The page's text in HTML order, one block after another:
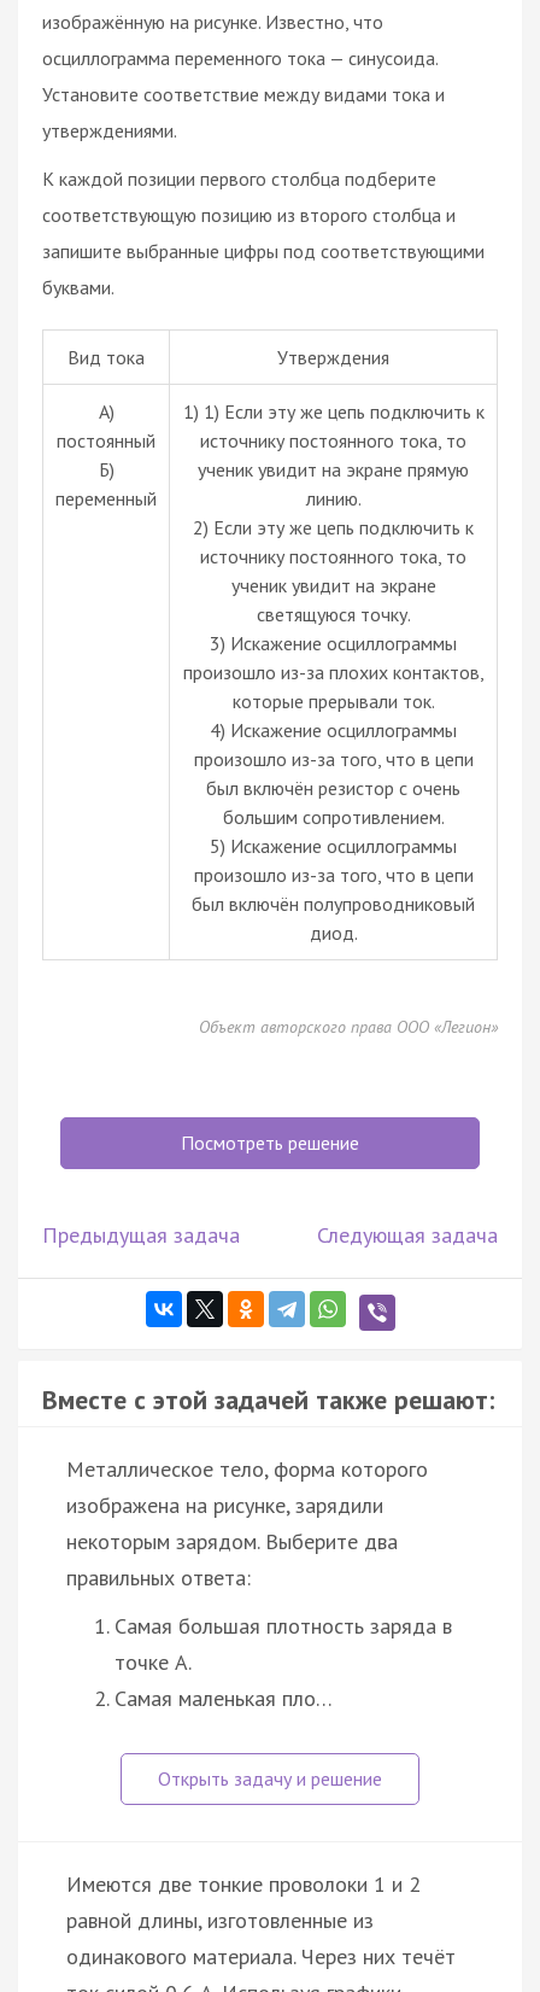
изображённую на рисунке. Известно, что
осциллограмма переменного тока — синусоида.
Установите соответствие между видами тока и
утверждениями.
К каждой позиции первого столбца подберите
соответствующую позицию из второго столбца и
запишите выбранные цифры под соответствующими
буквами.
Вид тока Утверждения
А)
постоянный
Б)
переменный
1) 1) Если эту же цепь подключить к
источнику постоянного тока, то
ученик увидит на экране прямую
линию.
2) Если эту же цепь подключить к
источнику постоянного тока, то
ученик увидит на экране
светящуюся точку.
3) Искажение осциллограммы
произошло из-за плохих контактов,
которые прерывали ток.
4) Искажение осциллограммы
произошло из-за того, что в цепи
был включён резистор с очень
большим сопротивлением.
5) Искажение осциллограммы
произошло из-за того, что в цепи
был включён полупроводниковый
диод.
Объект авторского права ООО «Легион»
Посмотреть решение
Предыдущая задача Следующая задача
Вместе с этой задачей также решают:
Металлическое тело, форма которого
изображена на рисунке, зарядили
некоторым зарядом. Выберите два
правильных ответа:
Самая большая плотность заряда в
точке A.
Самая маленькая пло…
Имеются две тонкие проволоки 1 и 2
равной длины, изготовленные из
одинакового материала. Через них течёт